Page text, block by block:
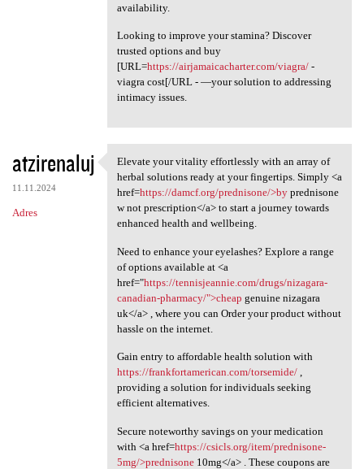
availability.
Looking to improve your stamina? Discover
trusted options and buy
[URL=https://airjamaicacharter.com/viagra/-
viagra cost[/URL - —your solution to addressing
intimacy issues.
atzirenaluj
11.11.2024
Adres
Elevate your vitality
Elevate your vitality effortlessly with an array of
herbal solutions ready at your fingertips. Simply <a
href=https://damcf.org/prednisone/>byprednisone
w not prescription</a> to start a journey towards
enhanced health and wellbeing.
Need to enhance your eyelashes? Explore a range
of options available at <a
href="https://tennisjeannie.com/drugs/nizagara-
canadian-pharmacy/">cheap genuine nizagara
uk</a> , where you can Order your product without
hassle on the internet.
Gain entry to affordable health solution with
https://frankfortamerican.com/torsemide/,
providing a solution for individuals seeking
efficient alternatives.
Secure noteworthy savings on your medication
with <a href=https://csicls.org/item/prednisone-
5mg/>prednisone10mg</a> . These coupons are